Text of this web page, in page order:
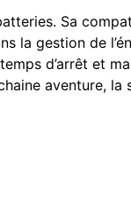
Sa
la gestion de
d’arrêt et
aventure,